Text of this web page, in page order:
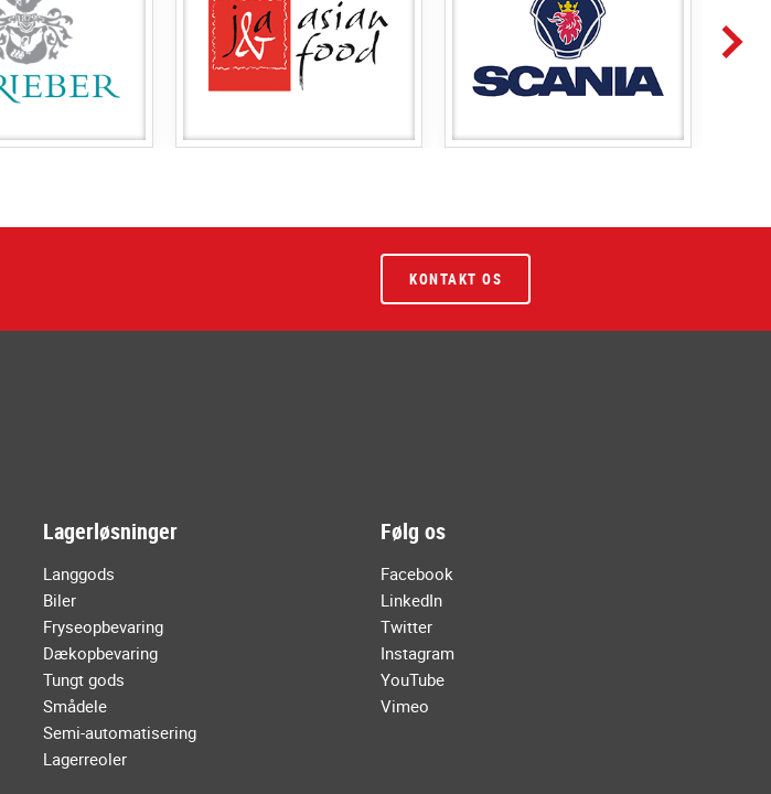
KONTAKT OS
Lagerløsninger
Langgods
Biler
Fryseopbevaring
Dækopbevaring
Tungt gods
Smådele
Semi-automatisering
Lagerreoler
Følg os
Facebook
LinkedIn
Twitter
Instagram
YouTube
Vimeo